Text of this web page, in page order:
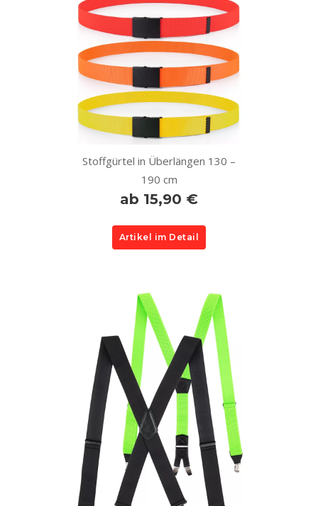
Stoffgürtel in Überlängen 130 –
190 cm
ab 15,90 €
Artikel im Detail